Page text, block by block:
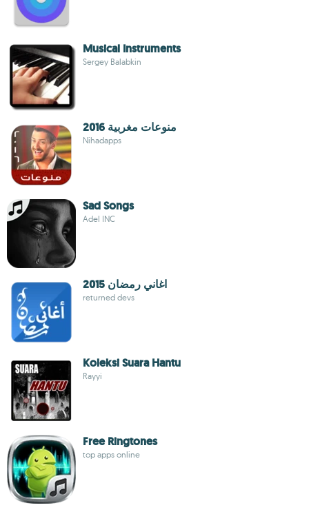
Musical Instruments
Sergey Balabkin
منوعات مغربية 2016
Nihadapps
Sad Songs
Adel INC
اغاني رمضان 2015
returned devs
Koleksi Suara Hantu
Rayyi
Free Ringtones
top apps online